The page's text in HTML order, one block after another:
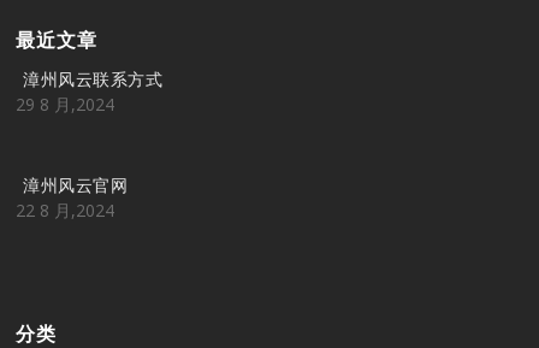
最近文章
漳州风云联系方式
29 8 月,2024
漳州风云官网
22 8 月,2024
分类